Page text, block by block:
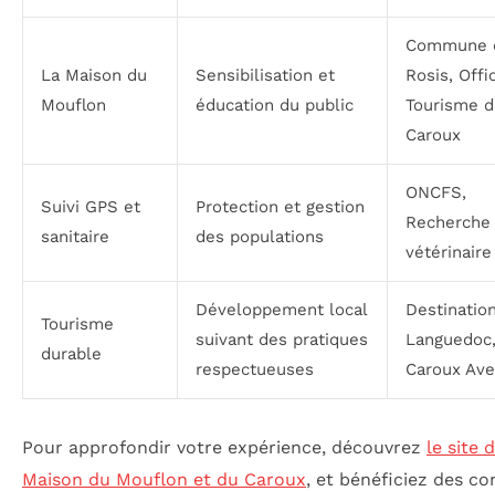
La Maison du
Mouflon
Sensibilisation et
éducation du public
Commune
Rosis,
Tourisme
Caroux
Suivi GPS et
sanitaire
Protection et gestion
des populations
ONCFS,
Recherche
vétérinaire
Tourisme
durable
Développement local
suivant des pratiques
respectueuses
Languedoc,
Caroux
Pour approfondir votre expérience, découvrez le site
Maison du Mouflon et du Caroux, et bénéficiez des